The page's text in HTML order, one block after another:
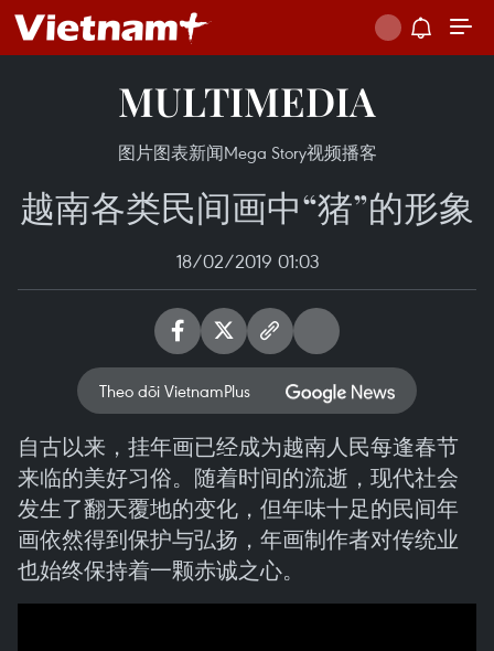
MULTIMEDIA
图片图表新闻Mega Story视频播客
越南各类民间画中“猪”的形象
18/02/2019 01:03
Theo dõi VietnamPlus
自古以来，挂年画已经成为越南人民每逢春节
来临的美好习俗。随着时间的流逝，现代社会
发生了翻天覆地的变化，但年味十足的民间年
画依然得到保护与弘扬，年画制作者对传统业
也始终保持着一颗赤诚之心。